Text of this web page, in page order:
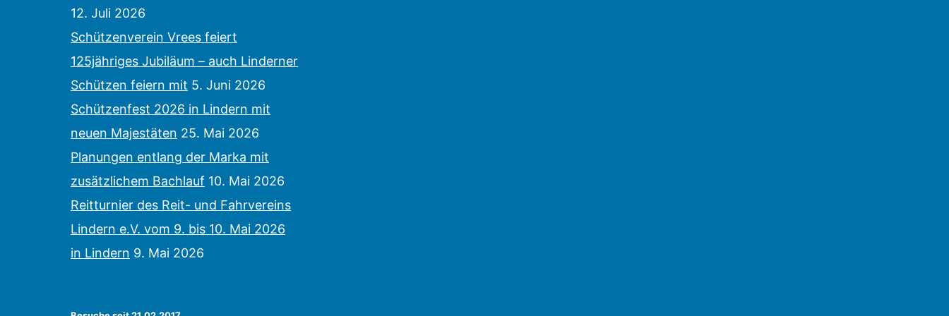
12. Juli 2026
Schützenverein Vrees feiert
125jähriges Jubiläum – auch Linderner
Schützen feiern mit 5. Juni 2026
Schützenfest 2026 in Lindern mit
neuen Majestäten 25. Mai 2026
Planungen entlang der Marka mit
zusätzlichem Bachlauf 10. Mai 2026
Reitturnier des Reit- und Fahrvereins
Lindern e.V. vom 9. bis 10. Mai 2026
in Lindern 9. Mai 2026